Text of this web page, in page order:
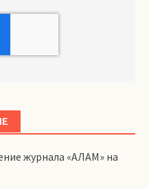
журнала «АЛАМ» на